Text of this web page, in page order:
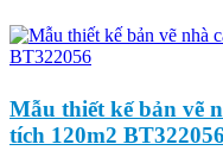
Mẫu thiết kế bản vẽ
tích 120m2 BT322056